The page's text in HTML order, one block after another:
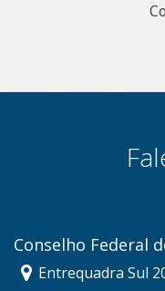
Conselho Federal
Entrequadra Sul